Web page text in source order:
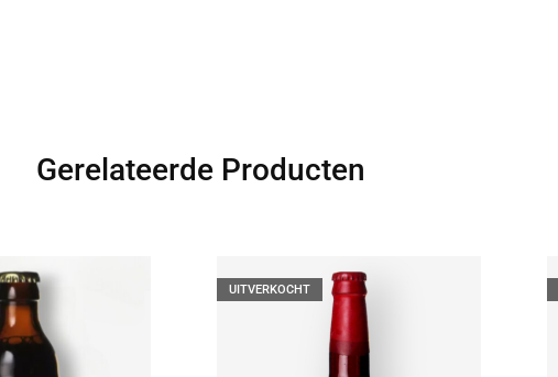
Gerelateerde Producten
UITVERKOCHT